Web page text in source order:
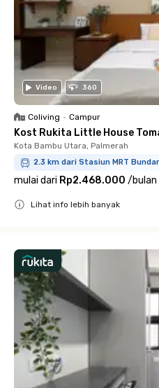
Video 360
Coliving • Campur
Kost Rukita Little House
Kota Bambu Utara, Palmerah
2.3 km dari Stasiun MRT
mulai dari Rp2.468.000 /bulan
Lihat info lebih banyak